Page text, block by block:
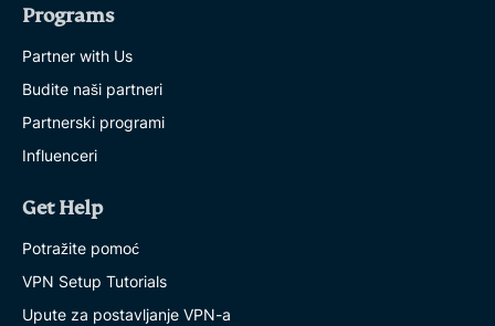
Programs
Partner with Us
Budite naši partneri
Partnerski programi
Influenceri
Get Help
Potražite pomoć
VPN Setup Tutorials
Upute za postavljanje VPN-a